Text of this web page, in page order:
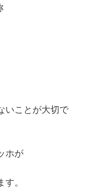
いことが大切で
ホが
。